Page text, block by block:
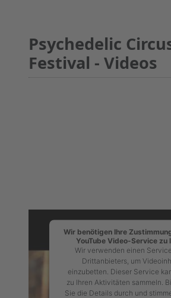
Psychedelic
Festival - Videos
Wir benötigen Ihre
YouTube Video-Service zu
Wir verwenden einen
Drittanbieters, um
einzubetten. Dieser Service
zu Ihren Aktivitäten sammeln.
Sie die Details durch und